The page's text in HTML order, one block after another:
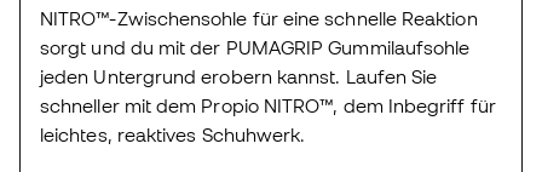
NITRO™-Zwischensohle für eine schnelle Reaktion
sorgt und du mit der PUMAGRIP Gummilaufsohle
jeden Untergrund erobern kannst. Laufen Sie
schneller mit dem Propio NITRO™, dem Inbegriff für
leichtes, reaktives Schuhwerk.